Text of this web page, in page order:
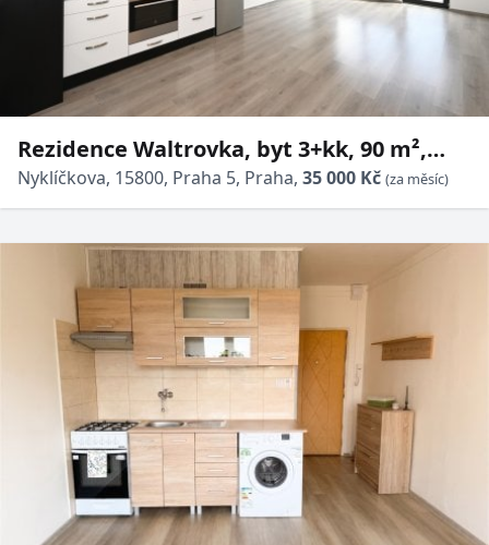
Rezidence Waltrovka, byt 3+kk, 90 m²,
terasa 15 m², garážové stání a sklep, ul.
Nyklíčkova
Nyklíčkova, 15800, Praha 5, Praha, 35 000 Kč (za měsíc)